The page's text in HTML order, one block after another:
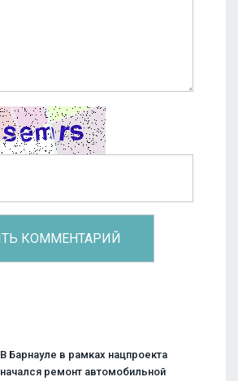
В Барнауле в рамках нацпроекта
начался ремонт автомобильной